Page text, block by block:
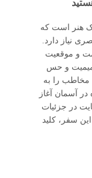
هنر است که
نیاز دارد.
و موقعیت
و حس
مخاطب را به
آسمان آغاز
در جزئیات
سفر، کلید